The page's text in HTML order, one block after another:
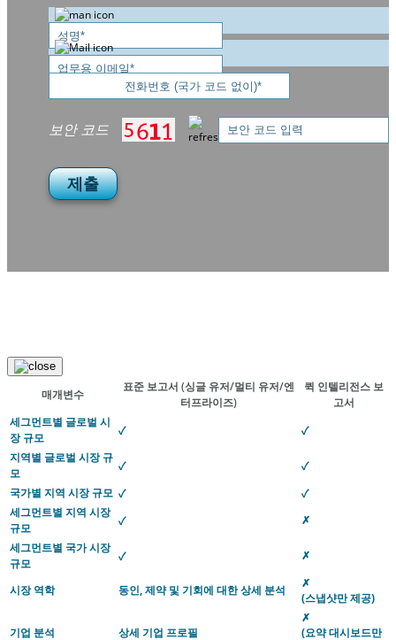
보안 코드
제출
매개변수
표준 보고서 (싱글 유저/멀티 유저/엔
터프라이즈)
퀵 인텔리전스 보
고서
세그먼트별 글로벌 시
장 규모
✓
✓
지역별 글로벌 시장 규
모
✓
✓
국가별 지역 시장 규모 ✓
✓
세그먼트별 지역 시장
규모
✓
✗
세그먼트별 국가 시장
규모
✓ ✗
시장 역학 동인, 제약 및 기회에 대한 상세 분석
✗
(스냅샷만 제공)
기업 분석 상세 기업 프로필
✗
(요약 대시보드만